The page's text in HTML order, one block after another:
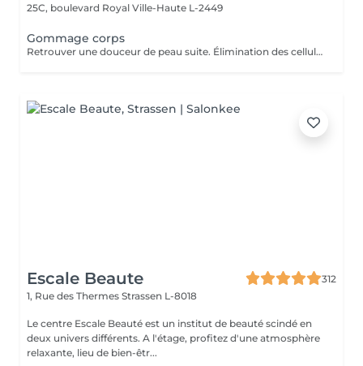
25C, boulevard Royal Ville-Haute L-2449
Gommage corps
Retrouver une douceur de peau suite. Élimination des cellules mortes présentes à la surface de la peau stimulant ainsi le renouvellement cellulaire naturel.
Escale Beaute
312
1, Rue des Thermes Strassen L-8018
Le centre Escale Beauté est un institut de beauté scindé en
deux univers différents. A l'étage, profitez d'une atmosphère
relaxante, lieu de bien-êtr...